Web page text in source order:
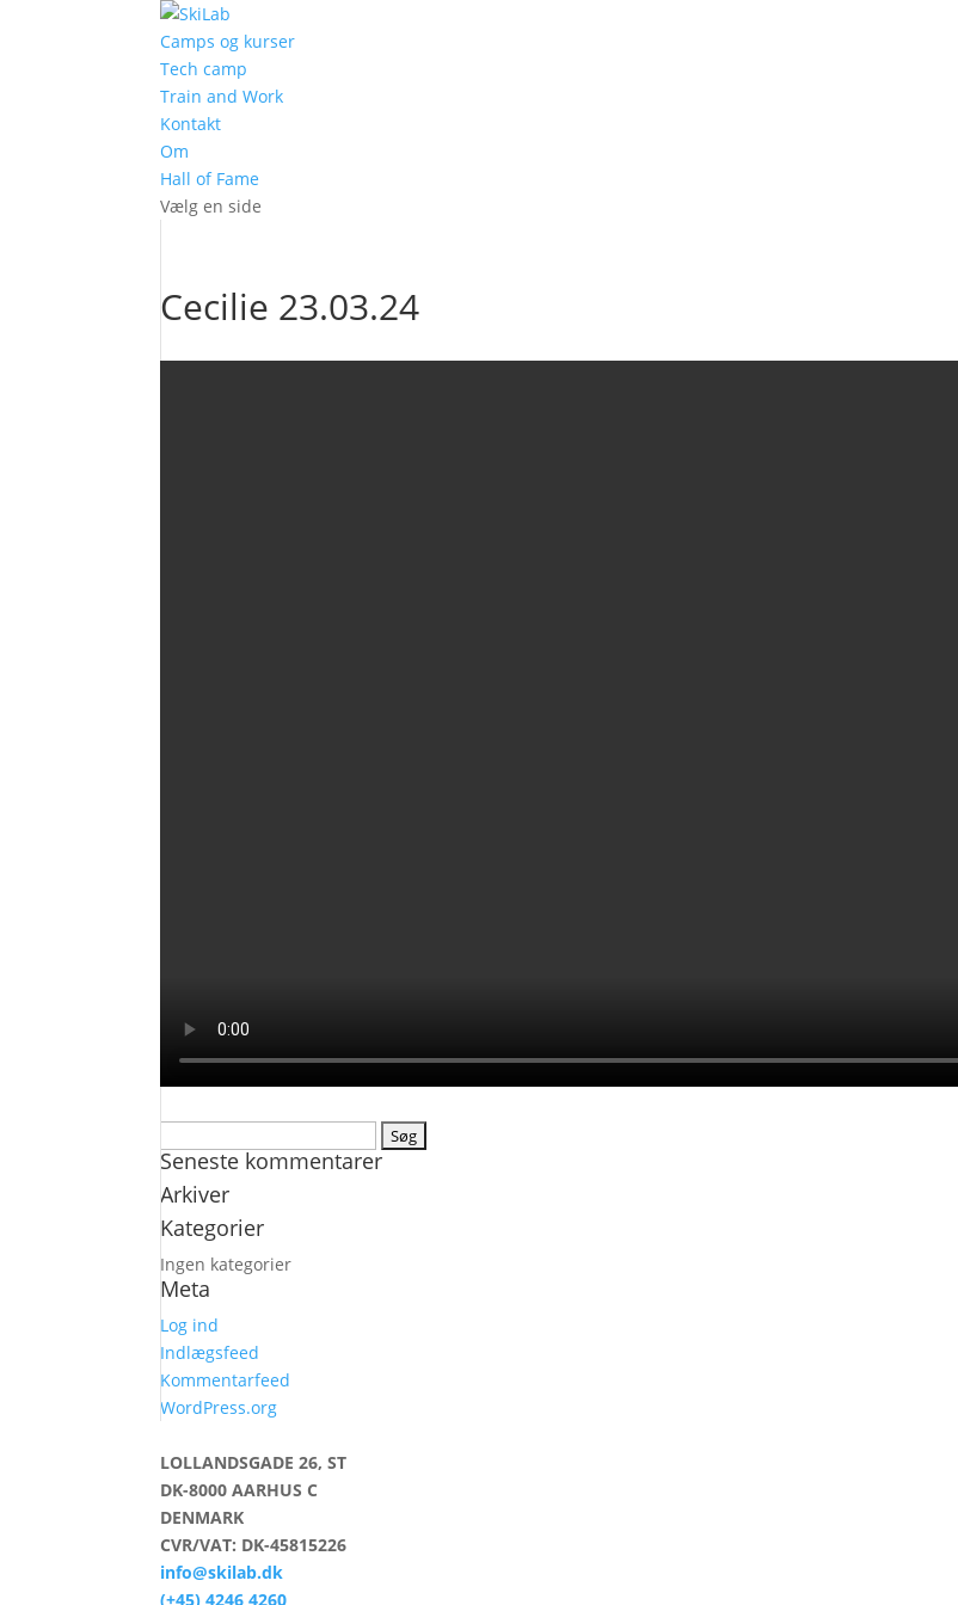
Camps og kurser
Tech camp
Train and Work
Kontakt
Om
Hall of Fame
Vælg en side
Cecilie 23.03.24
efter:
Seneste kommentarer
Arkiver
Kategorier
Ingen kategorier
Meta
Log ind
Indlægsfeed
Kommentarfeed
WordPress.org
LOLLANDSGADE 26, ST
DK-8000 AARHUS C
DENMARK
CVR/VAT: DK-45815226
info@skilab.dk
(+45) 4246 4260